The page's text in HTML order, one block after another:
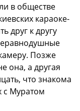
в обществе
караоке-
друг к другу
Позже
она, а другая
что знакома
с Муратом